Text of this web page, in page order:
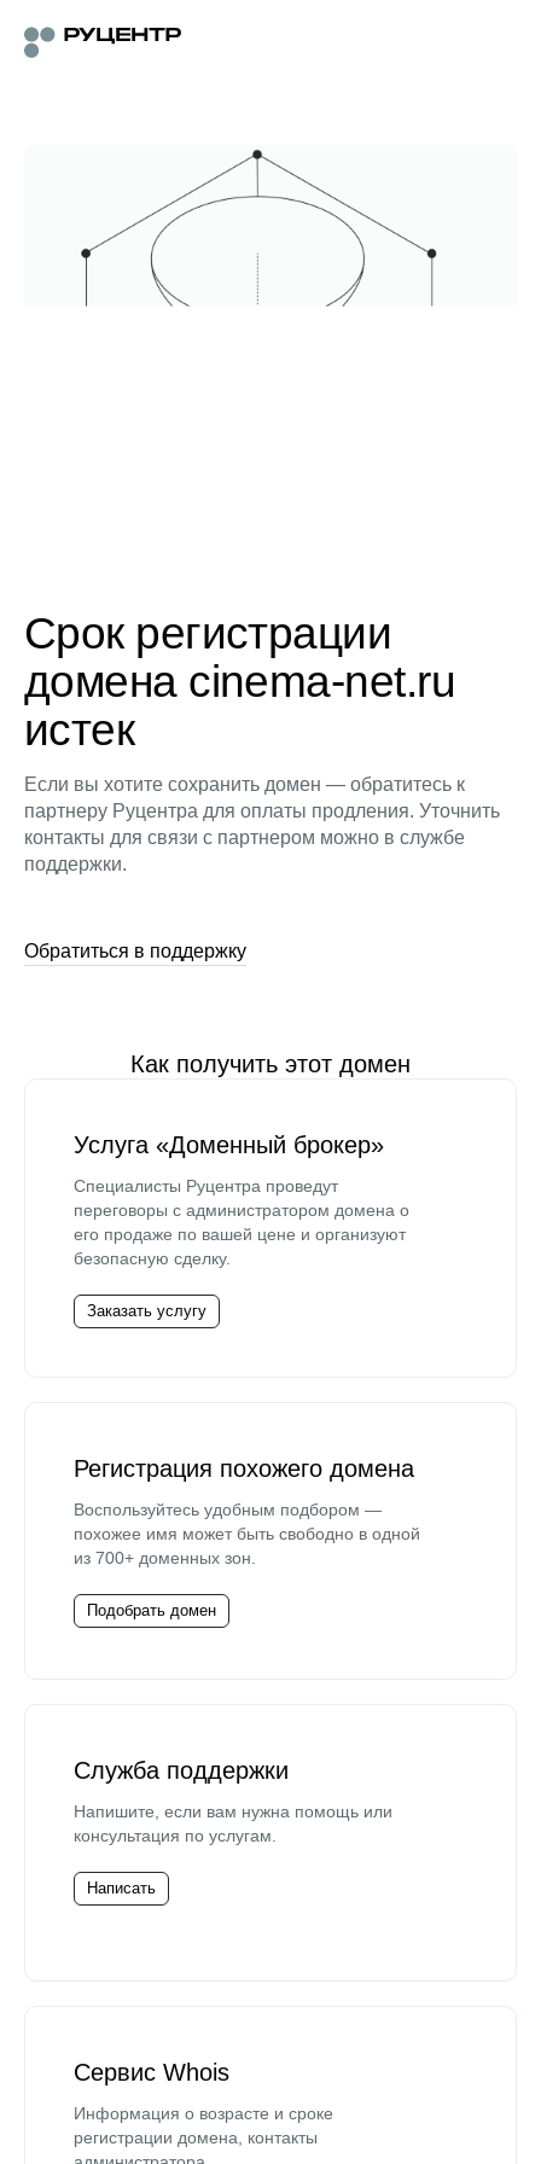
Срок регистрации
домена cinema-net.ru
истек
Если вы хотите сохранить домен — обратитесь к
партнеру Руцентра для оплаты продления. Уточнить
контакты для связи с партнером можно в службе
поддержки.
Обратиться в поддержку
Как получить этот домен
Услуга «Доменный брокер»
Специалисты Руцентра проведут
переговоры с администратором домена о
его продаже по вашей цене и организуют
безопасную сделку.
Заказать услугу
Регистрация похожего домена
Воспользуйтесь удобным подбором —
похожее имя может быть свободно в одной
из 700+ доменных зон.
Подобрать домен
Служба поддержки
Напишите, если вам нужна помощь или
консультация по услугам.
Написать
Сервис Whois
Информация о возрасте и сроке
регистрации домена, контакты